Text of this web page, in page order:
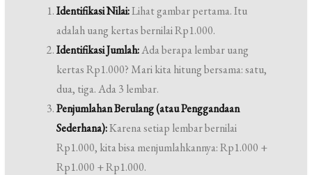
Identifikasi Nilai:Lihat gambar pertama. Itu
adalah uang kertas bernilai Rp1.000.
Identifikasi Jumlah:Ada berapa lembar uang
kertas Rp1.000? Mari kita hitung bersama: satu,
dua, tiga. Ada 3 lembar.
Penjumlahan Berulang (atau Penggandaan
Sederhana):Karena setiap lembar bernilai
Rp1.000, kita bisa menjumlahkannya: Rp1.000 +
Rp1.000 + Rp1.000.